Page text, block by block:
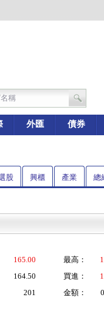
外匯 債券
股 興櫃 產業 總
165.00 最高：
164.50 買進：
201 金額：